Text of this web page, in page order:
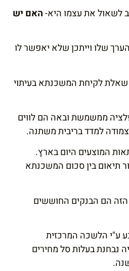
לשאול את עצמו היא-האם יש
שלו וייתכן שלא יאפשר לו
לקיחת המשכנתא בעיתוי
ממשמשת ובאה הם לווים
למדד בריבית משתנה.
המוצעים היום בארץ.
תיאום בין סכום המשכנתא
הם הבנקים החוששים
ע"י הלשכה המרכזית
נבחנת בעלות סל מחירים